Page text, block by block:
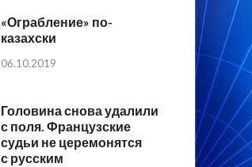
«Ограбление» по-
казахски
06.10.2019
Головина снова удалили
с поля. Французские
судьи не церемонятся
с русским